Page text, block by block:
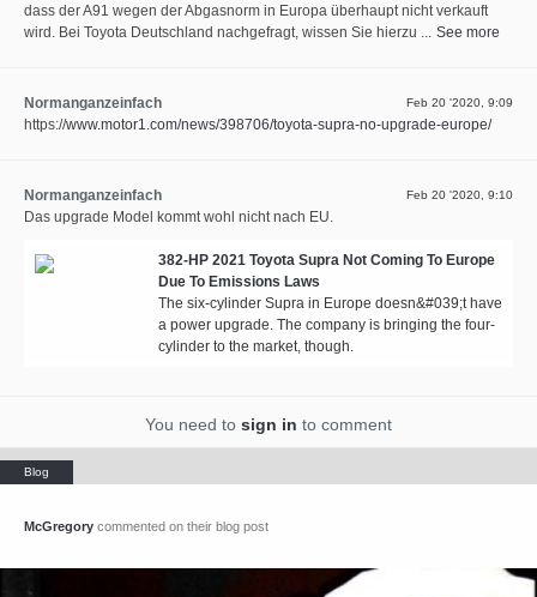
dass der A91 wegen der Abgasnorm in Europa überhaupt nicht verkauft
wird. Bei Toyota Deutschland nachgefragt, wissen Sie hierzu ...
See more
Feb 20 '2020, 9:09
Normanganzeinfach
⁣https://www.motor1.com/news/398706/toyota-supra-no-upgrade-europe/
Feb 20 '2020, 9:10
Normanganzeinfach
Das upgrade Model kommt wohl nicht nach EU.
382-HP 2021 Toyota Supra Not Coming To Europe
Due To Emissions Laws
The six-cylinder Supra in Europe doesn&#039;t have
a power upgrade. The company is bringing the four-
cylinder to the market, though.
You need to sign in to comment
McGregory commented on their blog post